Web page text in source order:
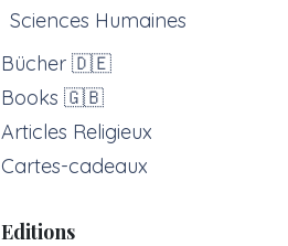
Sciences Humaines
Bücher 🇩🇪
Books 🇬🇧
Articles Religieux
Cartes-cadeaux
Editions